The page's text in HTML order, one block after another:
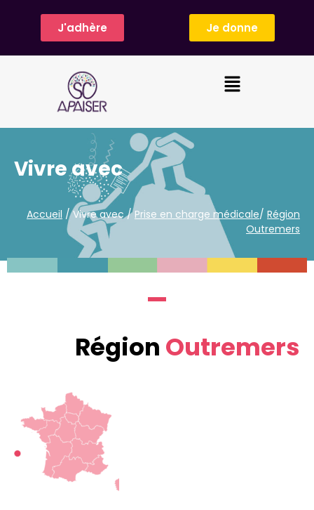
J'adhère Je donne
Vivre avec
Accueil / Vivre avec /Prise en charge médicale/ Région
Outremers
Région Outremers